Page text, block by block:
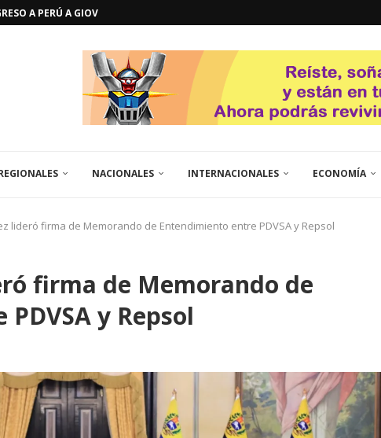
A PERÚ A GIOVANNA
NACIONALES INTERNACIONALES ECONOMÍA
lideró firma de Memorando de Entendimiento entre PDVSA y Repsol
firma de Memorando de
y Repsol